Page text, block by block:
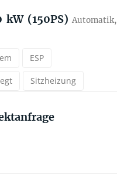
kW (150PS) Automatik,
ESP
Sitzheizung